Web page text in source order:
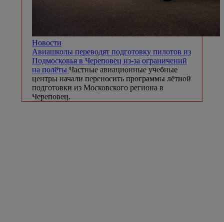
Новости
Авиашколы переводят подготовку пилотов из
Подмосковья в Череповец из-за ограничений
на полёты Частные авиационные учебные
центры начали переносить программы лётной
подготовки из Московского региона в
Череповец.